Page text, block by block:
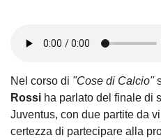
Nel corso di "Cose di Calcio"
Rossi ha parlato del finale di
Juventus, con due partite da
certezza di partecipare alla